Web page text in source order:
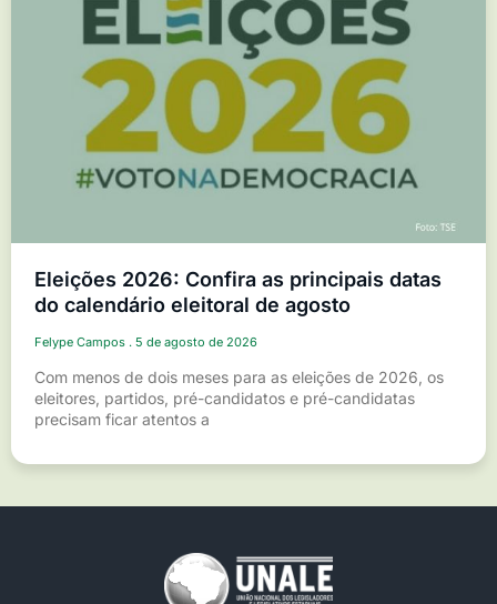
Eleições 2026: Confira as principais datas
do calendário eleitoral de agosto
Felype Campos 5 de agosto de 2026
Com menos de dois meses para as eleições de 2026, os
eleitores, partidos, pré-candidatos e pré-candidatas
precisam ficar atentos a